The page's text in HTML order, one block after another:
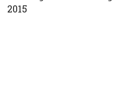
2015